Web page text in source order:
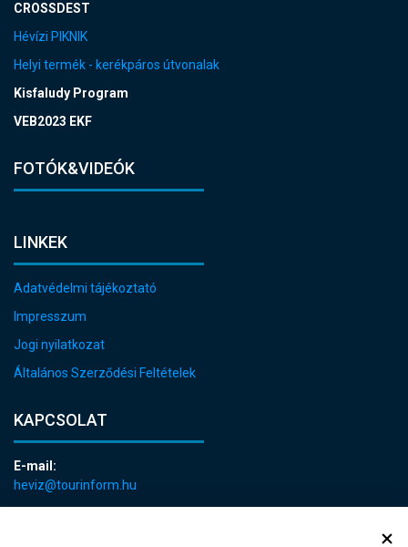
CROSSDEST
Hévízi PIKNIK
Helyi termék - kerékpáros útvonalak
Kisfaludy Program
VEB2023 EKF
FOTÓK&VIDEÓK
LINKEK
Adatvédelmi tájékoztató
Impresszum
Jogi nyilatkozat
Általános Szerződési Feltételek
KAPCSOLAT
E-mail:
heviz@tourinform.hu